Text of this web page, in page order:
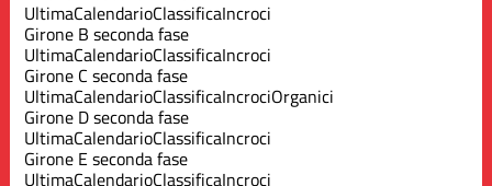
UltimaCalendarioClassificaIncroci
Girone B seconda fase
UltimaCalendarioClassificaIncroci
Girone C seconda fase
UltimaCalendarioClassificaIncrociOrganici
Girone D seconda fase
UltimaCalendarioClassificaIncroci
Girone E seconda fase
UltimaCalendarioClassificaIncroci